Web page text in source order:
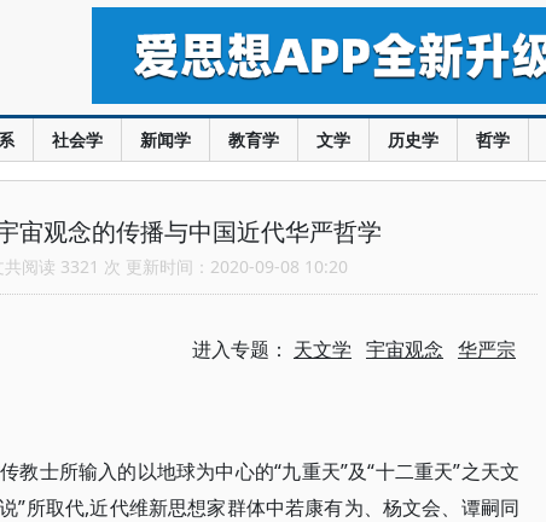
社会学 新闻学 教育学 文学 历史学 哲学
宙观念的传播与中国近代华严哲学
阅读 3321 次 更新时间：2020-09-08 10:20
进入专题： 天文学 宇宙观念 华严宗
士所输入的以地球为中心的“九重天”及“十二重天”之天文
”所取代,近代维新思想家群体中若康有为、杨文会、谭嗣同